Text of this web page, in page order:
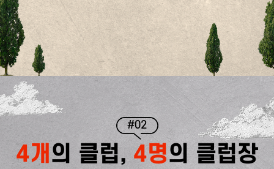
#02
4개 의 클럽, 4명의 클럽장